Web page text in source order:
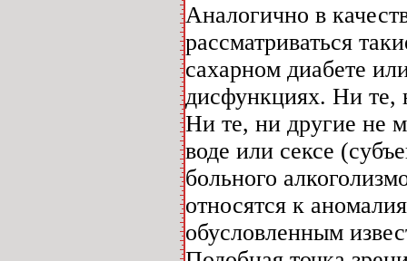
Аналогично в
рассматриваться
сахарном диабете
дисфункциях. Ни те,
Ни те, ни другие не
воде или сексе
больного
относятся к
обусловленным